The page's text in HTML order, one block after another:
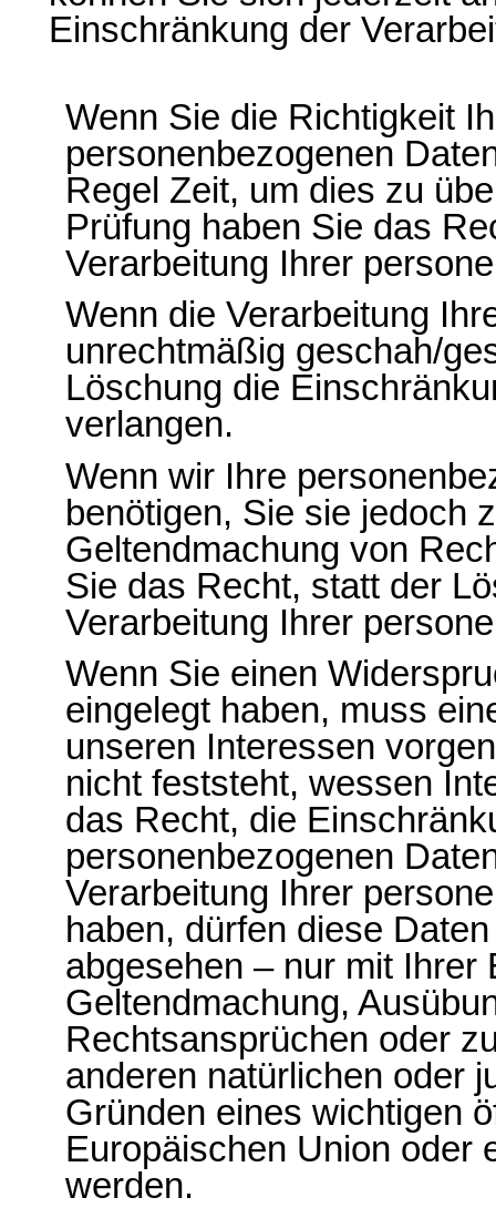
Einschränkung der
Wenn Sie die Richtigkeit
personenbezogenen
Regel Zeit, um dies zu
Prüfung haben Sie das
Verarbeitung Ihrer
Wenn die Verarbeitung
unrechtmäßig geschah/
Löschung die
verlangen.
Wenn wir Ihre
benötigen, Sie sie jedoch
Geltendmachung von
Sie das Recht, statt der
Verarbeitung Ihrer
Wenn Sie einen
eingelegt haben, muss
unseren Interessen
nicht feststeht, wessen
das Recht, die
personenbezogenen
Verarbeitung Ihrer
haben, dürfen diese
abgesehen – nur mit Ihrer
Geltendmachung,
Rechtsansprüchen oder
anderen natürlichen oder
Gründen eines wichtigen
Europäischen Union oder
werden.